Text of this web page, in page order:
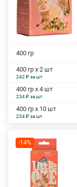
400 гр
400 гр х 2 шт
242 ₽ за шт
400 гр х 4 шт
234 ₽ за шт
400 гр х 10 шт
234 ₽ за шт
-14%